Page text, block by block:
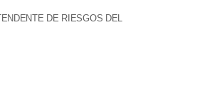
DE RIESGOS DEL